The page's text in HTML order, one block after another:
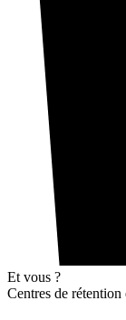
Et vous ?
Centres de